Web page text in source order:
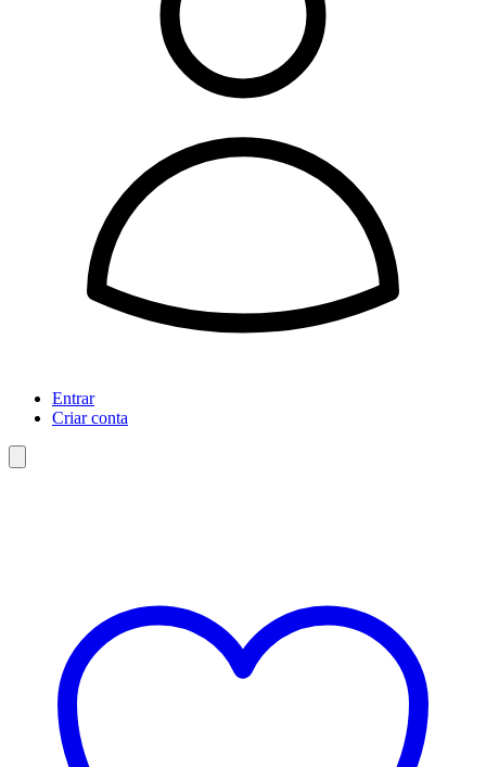
Entrar
Criar conta